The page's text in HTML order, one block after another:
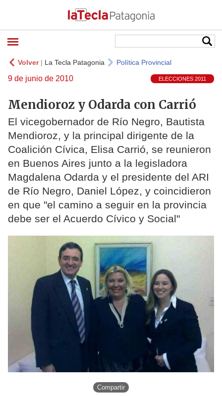
Volver| La Tecla Patagonia Política Provincial
9 de junio de 2010 ELECCIONES 2011
Mendioroz y Odarda con Carrió
El vicegobernador de Río Negro, Bautista
Mendioroz, y la principal dirigente de la
Coalición Cívica, Elisa Carrió, se reunieron
en Buenos Aires junto a la legisladora
Magdalena Odarda y el presidente del ARI
de Río Negro, Daniel López, y coincidieron
en que "el camino a seguir en la provincia
debe ser el Acuerdo Cívico y Social"
Compartir